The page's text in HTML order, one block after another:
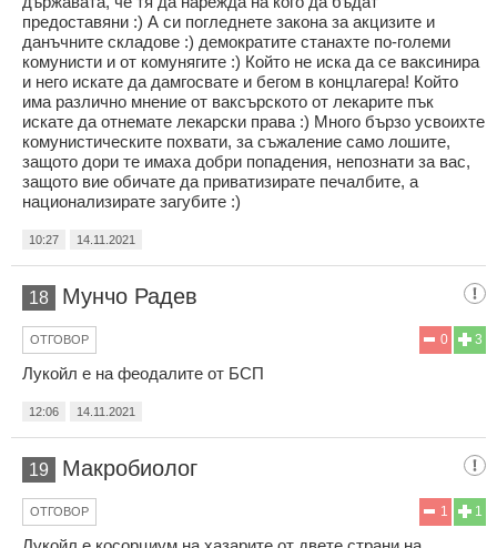
предоставяни :) А си погледнете закона за акцизите и
данъчните складове :) демократите станахте по-големи
комунисти и от комунягите :) Който не иска да се ваксинира
и него искате да дамгосвате и бегом в концлагера! Който
има различно мнение от ваксърското от лекарите пък
искате да отнемате лекарски права :) Много бързо усвоихте
комунистическите похвати, за съжаление само лошите,
защото дори те имаха добри попадения, непознати за вас,
защото вие обичате да приватизирате печалбите, а
национализирате загубите :)
10:27 14.11.2021
18 Мунчо Радев
3
0
ОТГОВОР
Лукойл е на феодалите от БСП
12:06 14.11.2021
19 Макробиолог
1
1
ОТГОВОР